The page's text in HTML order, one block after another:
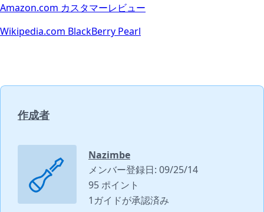
Amazon.com カスタマーレビュー
Wikipedia.com BlackBerry Pearl
作成者
Nazimbe
メンバー登録日: 09/25/14
95 ポイント
1ガイドが承認済み